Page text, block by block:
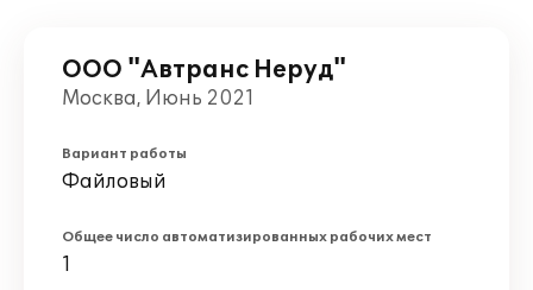
ООО "Автранс Неруд"
Москва, Июнь 2021
Вариант работы
Файловый
Общее число автоматизированных рабочих мест
1